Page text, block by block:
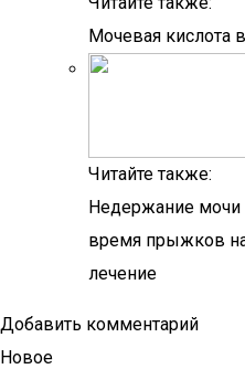
Мочевая кислота
Читайте также:
Недержание мочи
время прыжков
лечение
Добавить комментарий
Новое